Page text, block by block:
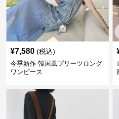
¥7,580 (税込)
今季新作 韓国風プリーツロング
ワンピース